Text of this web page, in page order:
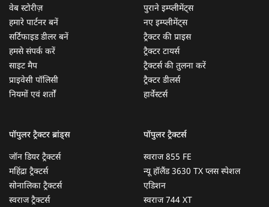
वेब स्टोरीज़
हमारे पार्टनर बनें
सर्टिफाइड डीलर बनें
हमसे संपर्क करें
साइट मैप
प्राइवेसी पॉलिसी
नियमों एवं शर्तों
पुराने इम्प्लीमेंट्स
नए इम्प्लीमेंट्स
ट्रैक्टर की प्राइस
ट्रैक्टर टायर्स
ट्रैक्टर्स की तुलना करें
ट्रैक्टर डीलर्स
हार्वेस्टर्स
पॉपुलर ट्रैक्टर ब्रांड्स
जॉन डियर ट्रैक्टर्स
महिंद्रा ट्रैक्टर्स
सोनालिका ट्रैक्टर्स
स्वराज ट्रैक्टर्स
पॉपुलर ट्रैक्टर्स
स्वराज 855 FE
न्यू हॉलैंड 3630 TX प्लस स्पेशल
एडिशन
स्वराज 744 XT